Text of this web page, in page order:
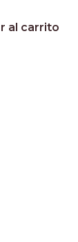
al carrito